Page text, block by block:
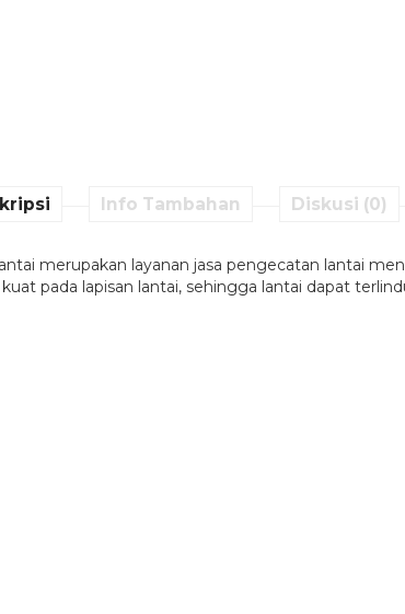
Info Tambahan Diskusi (0)
merupakan layanan jasa pengecatan lantai
pada lapisan lantai, sehingga lantai dapat